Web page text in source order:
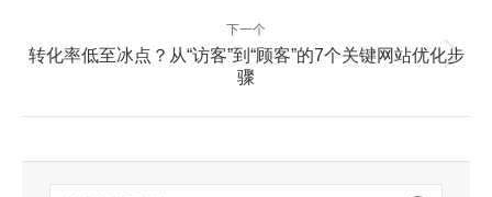
下一个
下
一
转化率低至冰点？从“访客”到“顾客”的7个关键网站优化步
骤